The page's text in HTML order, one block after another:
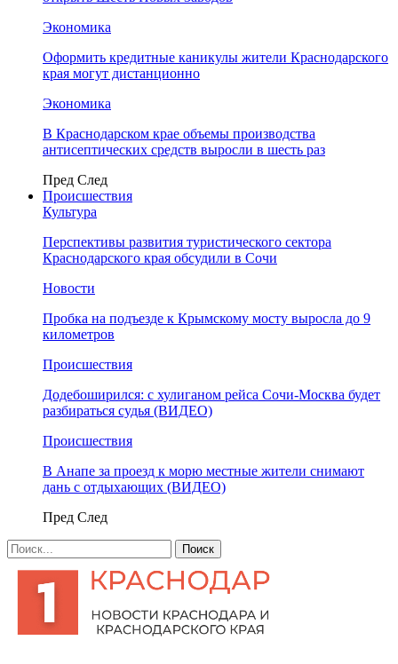
Экономика
Оформить кредитные каникулы жители Краснодарского
края могут дистанционно
Экономика
В Краснодарском крае объемы производства
антисептических средств выросли в шесть раз
Пред След
Происшествия
Культура
Перспективы развития туристического сектора
Краснодарского края обсудили в Сочи
Новости
Пробка на подъезде к Крымскому мосту выросла до 9
километров
Происшествия
Додебоширился: с хулиганом рейса Сочи-Москва будет
разбираться судья (ВИДЕО)
Происшествия
В Анапе за проезд к морю местные жители снимают
дань с отдыхающих (ВИДЕО)
Пред След